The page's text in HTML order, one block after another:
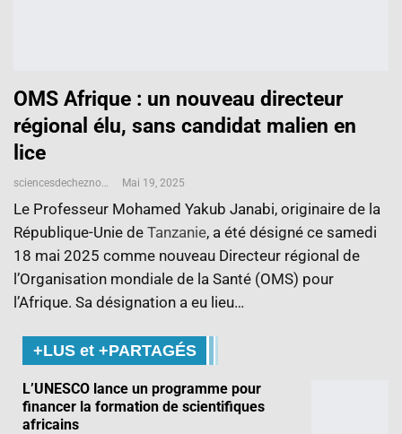
OMS Afrique : un nouveau directeur
régional élu, sans candidat malien en
lice
sciencesdecheznous@gmail.com Mai 19, 2025
Le Professeur Mohamed Yakub Janabi, originaire de la
République-Unie de Tanzanie, a été désigné ce samedi
18 mai 2025 comme nouveau Directeur régional de
l’Organisation mondiale de la Santé (OMS) pour
l’Afrique. Sa désignation a eu lieu…
+LUS et +PARTAGÉS
L’UNESCO lance un programme pour
financer la formation de scientifiques
africains